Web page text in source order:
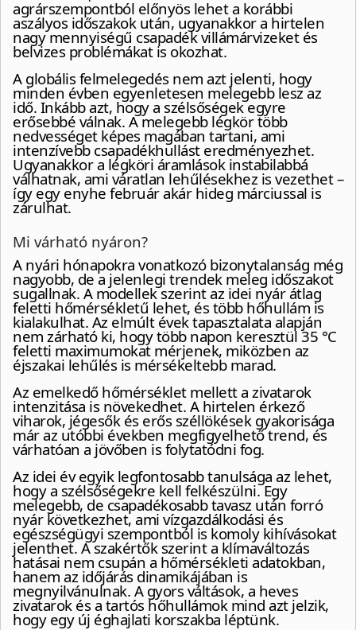
agrárszempontból előnyös lehet a korábbi
aszályos időszakok után, ugyanakkor a hirtelen
nagy mennyiségű csapadék villámárvizeket és
belvizes problémákat is okozhat.
A globális felmelegedés nem azt jelenti, hogy
minden évben egyenletesen melegebb lesz az
idő. Inkább azt, hogy a szélsőségek egyre
erősebbé válnak. A melegebb légkör több
nedvességet képes magában tartani, ami
intenzívebb csapadékhullást eredményezhet.
Ugyanakkor a légköri áramlások instabilabbá
válhatnak, ami váratlan lehűlésekhez is vezethet –
így egy enyhe február akár hideg márciussal is
zárulhat.
Mi várható nyáron?
A nyári hónapokra vonatkozó bizonytalanság még
nagyobb, de a jelenlegi trendek meleg időszakot
sugallnak. A modellek szerint az idei nyár átlag
feletti hőmérsékletű lehet, és több hőhullám is
kialakulhat. Az elmúlt évek tapasztalata alapján
nem zárható ki, hogy több napon keresztül 35 °C
feletti maximumokat mérjenek, miközben az
éjszakai lehűlés is mérsékeltebb marad.
Az emelkedő hőmérséklet mellett a zivatarok
intenzitása is növekedhet. A hirtelen érkező
viharok, jégesők és erős széllökések gyakorisága
már az utóbbi években megfigyelhető trend, és
várhatóan a jövőben is folytatódni fog.
Az idei év egyik legfontosabb tanulsága az lehet,
hogy a szélsőségekre kell felkészülni. Egy
melegebb, de csapadékosabb tavasz után forró
nyár következhet, ami vízgazdálkodási és
egészségügyi szempontból is komoly kihívásokat
jelenthet. A szakértők szerint a klímaváltozás
hatásai nem csupán a hőmérsékleti adatokban,
hanem az időjárás dinamikájában is
megnyilvánulnak. A gyors váltások, a heves
zivatarok és a tartós hőhullámok mind azt jelzik,
hogy egy új éghajlati korszakba léptünk.